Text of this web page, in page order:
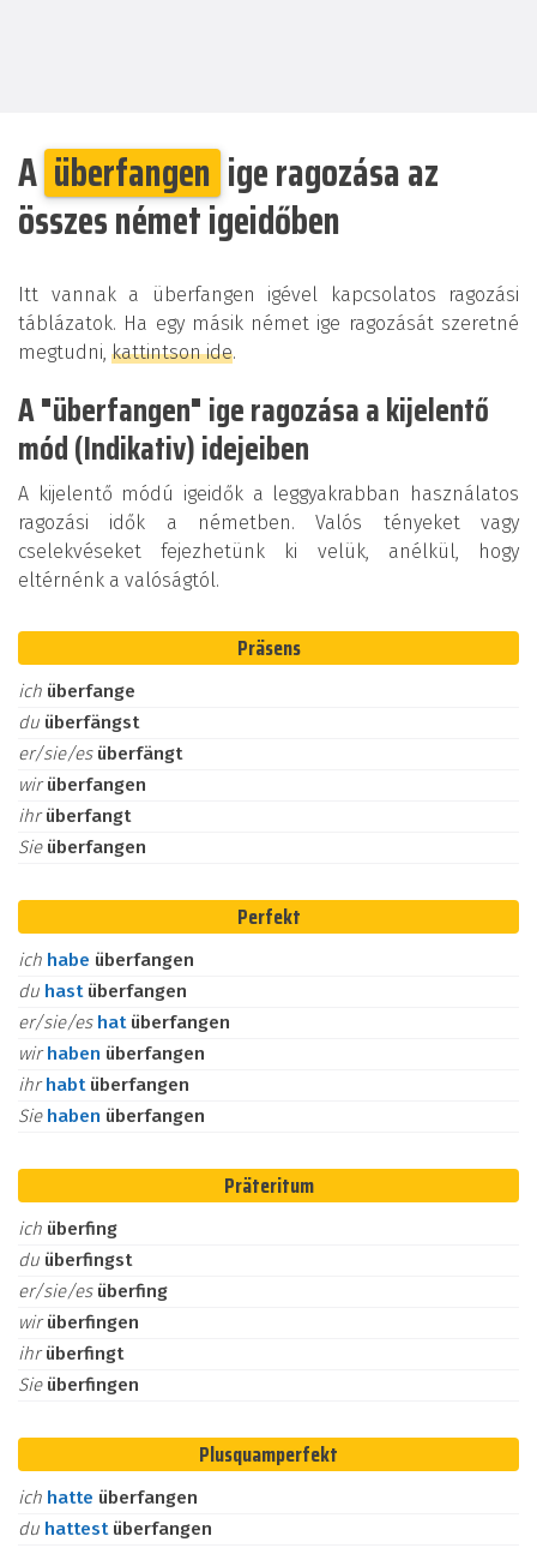
A überfangen ige ragozása az
összes német igeidőben
Itt vannak a überfangen igével kapcsolatos ragozási
táblázatok. Ha egy másik német ige ragozását szeretné
megtudni, kattintson ide.
A "überfangen" ige ragozása a kijelentő
mód (Indikativ) idejeiben
A kijelentő módú igeidők a leggyakrabban használatos
ragozási idők a németben. Valós tényeket vagy
cselekvéseket fejezhetünk ki velük, anélkül, hogy
eltérnénk a valóságtól.
Präsens
ich überfange
du überfängst
er/sie/es überfängt
wirüberfangen
ihrüberfangt
Sie überfangen
Perfekt
ich habe überfangen
du hast überfangen
er/sie/es hat überfangen
wirhaben überfangen
ihrhabt überfangen
Sie haben überfangen
Präteritum
ich überfing
du überfingst
er/sie/es überfing
wirüberfingen
ihrüberfingt
Sie überfingen
Plusquamperfekt
ich hatte überfangen
du hattest überfangen